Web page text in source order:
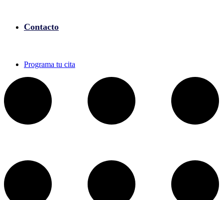
Contacto
Programa tu cita